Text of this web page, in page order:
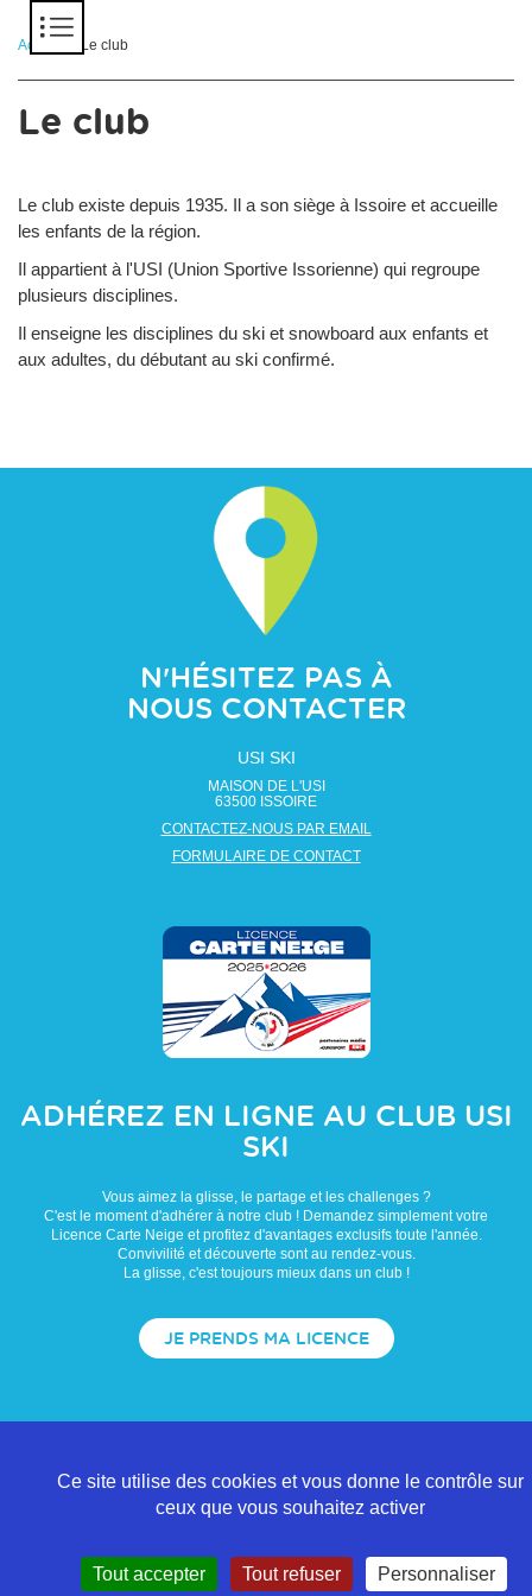
Accueil > Le club
Le club
Le club existe depuis 1935. Il a son siège à Issoire et accueille
les enfants de la région.
Il appartient à l'USI (Union Sportive Issorienne) qui regroupe
plusieurs disciplines.
Il enseigne les disciplines du ski et snowboard aux enfants et
aux adultes, du débutant au ski confirmé.
N'HÉSITEZ PAS À
NOUS CONTACTER
USI SKI
MAISON DE L'USI
63500 ISSOIRE
CONTACTEZ-NOUS PAR EMAIL
FORMULAIRE DE CONTACT
ADHÉREZ EN LIGNE AU CLUB USI
SKI
Vous aimez la glisse, le partage et les challenges ?
C'est le moment d'adhérer à notre club ! Demandez simplement votre
Licence Carte Neige et profitez d'avantages exclusifs toute l'année.
Convivilité et découverte sont au rendez-vous.
La glisse, c'est toujours mieux dans un club !
JE PRENDS MA LICENCE
Ce site utilise des cookies et vous donne le contrôle sur
ceux que vous souhaitez activer
Tout accepter Tout refuser Personnaliser